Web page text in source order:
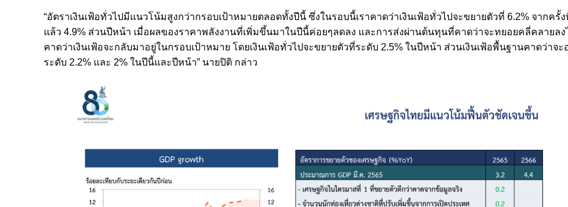
“อัตราเงินเฟ้อทั่วไปมีแนวโน้มสูงกว่ากรอบเป้าหมายตลอดทั้งปีนี้ ซึ่งในรอบนี้เราคาดว่าเงินเฟ้อทั่วไปจะขยายตัวที่ 6.2% จากครั้ง
แล้ว 4.9% ส่วนปีหน้า เมื่อผลของราคาพลังงานที่เพิ่มขึ้นมาในปีนี้ค่อยๆลดลง และการส่งผ่านต้นทุนที่คาดว่าจะทยอยคลี่คลายลง
คาดว่าเงินเฟ้อจะกลับมาอยู่ในกรอบเป้าหมาย โดยเงินเฟ้อทั่วไปจะขยายตัวที่ระดับ 2.5% ในปีหน้า ส่วนเงินเฟ้อพื้นฐานคาดว่าจะ
ระดับ 2.2% และ 2% ในปีนี้และปีหน้า” นายปิติ กล่าว